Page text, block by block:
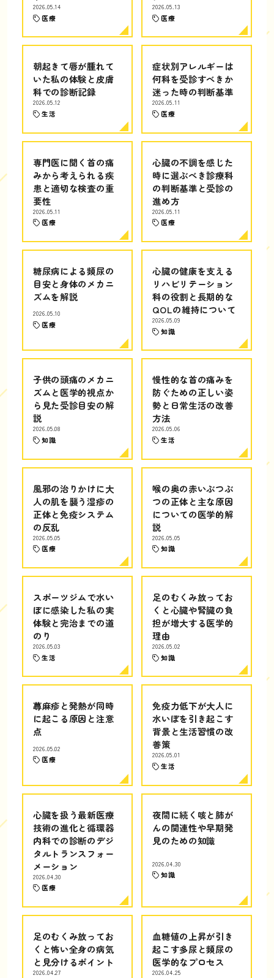
2026.05.14
医療
2026.05.13
医療
朝起きて唇が腫れて
いた私の体験と皮膚
科での診断記録
2026.05.12
生活
症状別アレルギーは
何科を受診すべきか
迷った時の判断基準
2026.05.11
医療
専門医に聞く首の痛
みから考えられる疾
患と適切な検査の重
要性
2026.05.11
医療
心臓の不調を感じた
時に選ぶべき診療科
の判断基準と受診の
進め方
2026.05.11
医療
糖尿病による頻尿の
目安と身体のメカニ
ズムを解説
2026.05.10
医療
心臓の健康を支える
リハビリテーション
科の役割と長期的な
QOLの維持について
2026.05.09
知識
子供の頭痛のメカニ
ズムと医学的視点か
ら見た受診目安の解
説
2026.05.08
知識
慢性的な首の痛みを
防ぐための正しい姿
勢と日常生活の改善
方法
2026.05.06
生活
風邪の治りかけに大
人の肌を襲う湿疹の
正体と免疫システム
の反乱
2026.05.05
医療
喉の奥の赤いぶつぶ
つの正体と主な原因
についての医学的解
説
2026.05.05
知識
スポーツジムで水い
ぼに感染した私の実
体験と完治までの道
のり
2026.05.03
生活
足のむくみ放ってお
くと心臓や腎臓の負
担が増大する医学的
理由
2026.05.02
知識
蕁麻疹と発熱が同時
に起こる原因と注意
点
2026.05.02
医療
免疫力低下が大人に
水いぼを引き起こす
背景と生活習慣の改
善策
2026.05.01
生活
心臓を扱う最新医療
技術の進化と循環器
内科での診断のデジ
タルトランスフォー
メーション
2026.04.30
医療
夜間に続く咳と肺が
んの関連性や早期発
見のための知識
2026.04.30
知識
足のむくみ放ってお
くと怖い全身の病気
と見分けるポイント
2026.04.27
血糖値の上昇が引き
起こす多尿と頻尿の
医学的なプロセス
2026.04.25